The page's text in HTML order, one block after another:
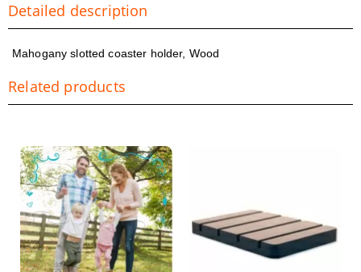
Detailed description
Mahogany slotted coaster holder, Wood
Related products